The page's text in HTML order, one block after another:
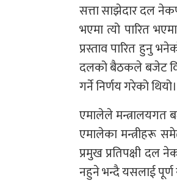
सत्ता साझेदार दल
भएमा त्यो पारित
प्रस्ताव पारित हुनु
दलको बैठकले बजेट
गर्ने निर्णय गरेको थियो।
एमालेले मन्त्रालयगत
एमालेका मन्त्रीहरू
प्रमुख प्रतिपक्षी दल
नहुने भन्दै यसलाई पूर्ण